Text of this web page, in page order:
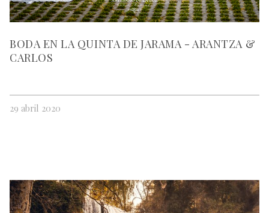
BODA EN LA QUINTA DE JARAMA - ARANTZA &
CARLOS
29 abril 2020